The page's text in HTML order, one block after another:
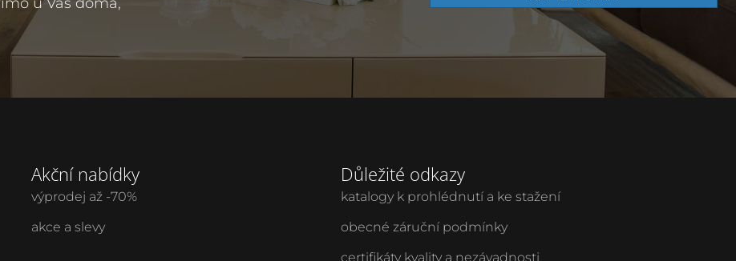
Akční nabídky
výprodej až -70%
akce a slevy
Důležité odkazy
katalogy k prohlédnutí a ke stažení
obecné záruční podmínky
certifikáty kvality a nezávadnosti